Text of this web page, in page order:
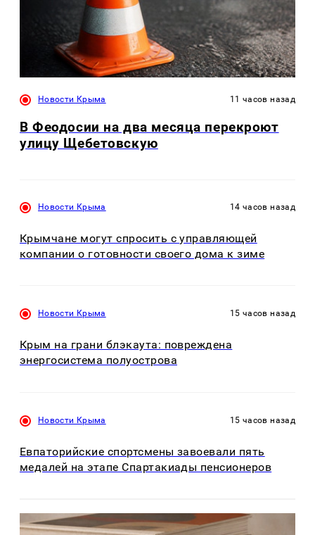
Новости Крыма 11 часов назад
В Феодосии на два месяца перекроют
улицу Щебетовскую
Новости Крыма 14 часов назад
Крымчане могут спросить с управляющей
компании о готовности своего дома к зиме
Новости Крыма 15 часов назад
Крым на грани блэкаута: повреждена
энергосистема полуострова
Новости Крыма 15 часов назад
Евпаторийские спортсмены завоевали пять
медалей на этапе Спартакиады пенсионеров